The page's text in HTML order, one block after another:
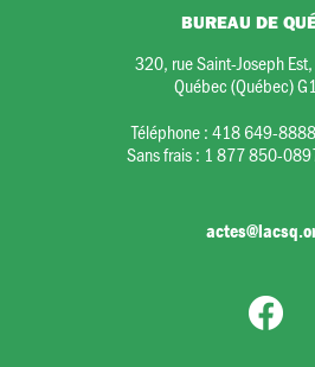
BUREAU DE
320, rue Saint-Joseph
Québec (Québec)
Téléphone :418 649-
Sans frais : 1 877 850-